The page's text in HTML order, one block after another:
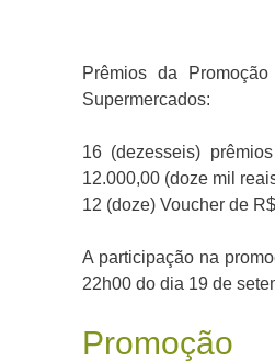
Prêmios da
Supermercados:
16 (dezesseis)
12.000,00 (doze mil
12 (doze) Voucher de
A participação na
22h00 do dia 19 de
Promoção